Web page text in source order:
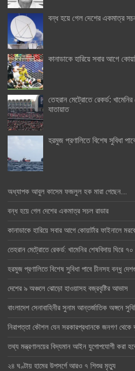
বন্ধ হয়ে গেল দেশের একমাত্র
কানাডাকে হারিয়ে সবার আগে
তেহরান মেট্রোতে রেকর্ড:
যাতায়াত
হরমুজ প্রণালিতে বিশেষ সুবিধা
অধ্যাপক আবুল কাসেম ফজলুল হক মারা গেছেন….
বন্ধ হয়ে গেল দেশের একমাত্র সচল রাডার
কানাডাকে হারিয়ে সবার আগে কোয়ার্টার ফাইনালে
তেহরান মেট্রোতে রেকর্ড: খামেনির শেষবিদায় ঘিরে
হরমুজ প্রণালিতে বিশেষ সুবিধা পাবে চীনসহ বন্ধু
দেশের ৯ অঞ্চলে ঝোড়ো হাওয়াসহ বজ্রবৃষ্টির আভাস
বাংলাদেশ সেনাবাহিনীর সুনাম আন্তর্জাতিক অঙ্গনে
নিরাপত্তা কৌশল যেন সরকারপ্রধানকে জনগণ থেকে
তথ্য মন্ত্রণালয়ের বিদ্যমান আইন যুগোপযোগী করা
২৪ ঘণ্টায় হামের উপসর্গে আরও ৭ শিশুর মৃত্যু